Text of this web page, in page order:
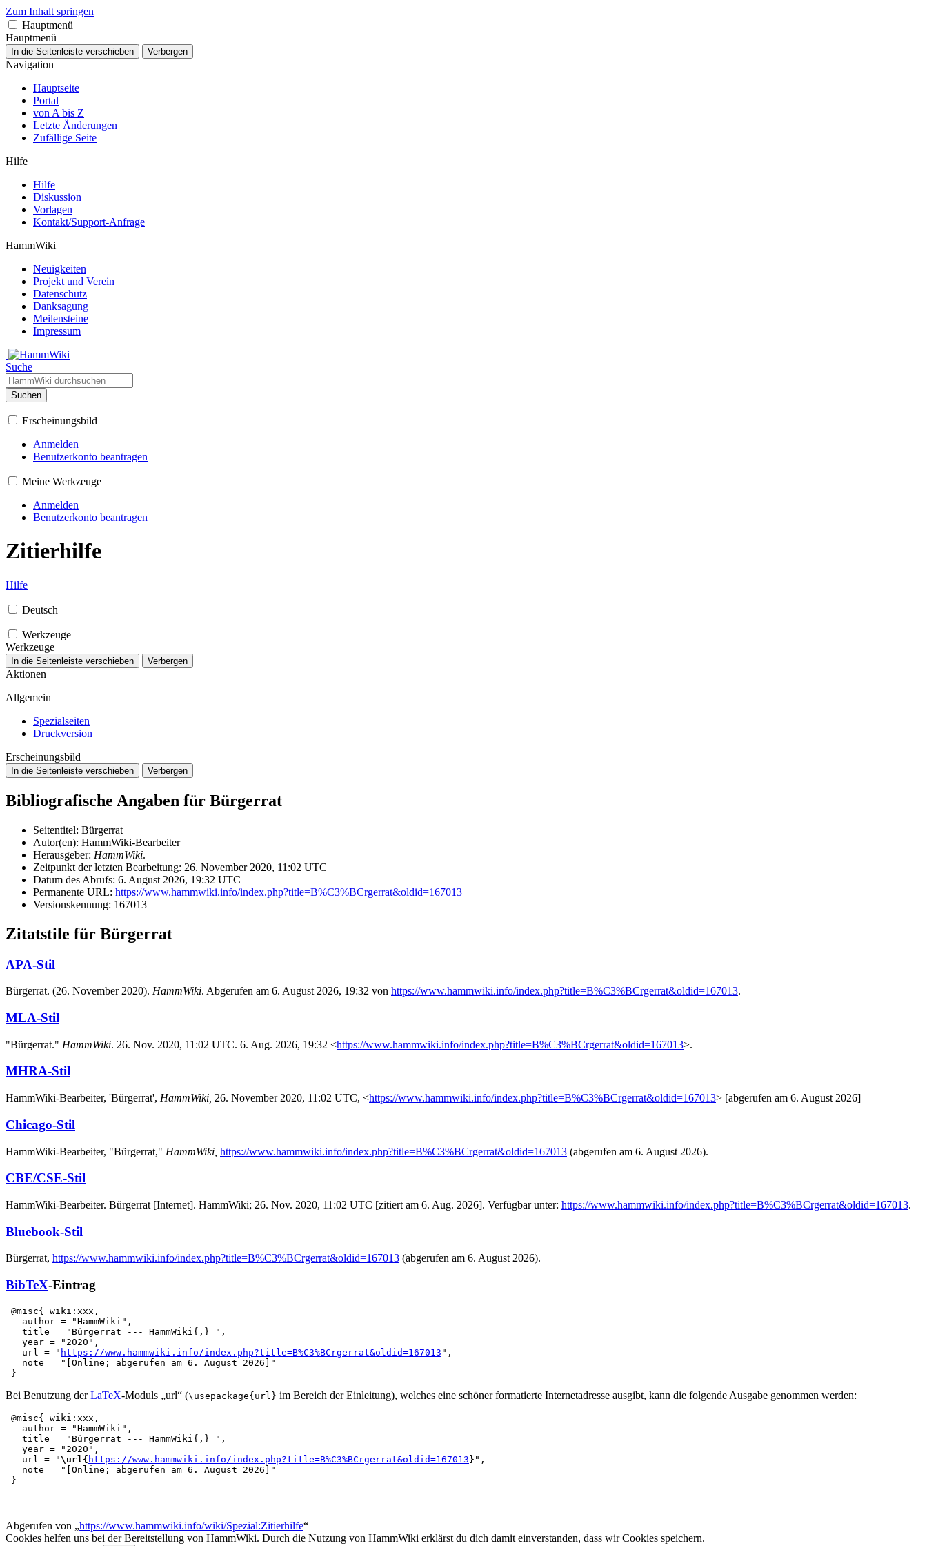
Zum Inhalt springen
Hauptmenü
Hauptmenü
In die Seitenleiste verschieben Verbergen
Navigation
Hauptseite
Portal
von A bis Z
Letzte Änderungen
Zufällige Seite
Hilfe
Hilfe
Diskussion
Vorlagen
Kontakt/Support-Anfrage
HammWiki
Neuigkeiten
Projekt und Verein
Datenschutz
Danksagung
Meilensteine
Impressum
Suche
Suchen
Erscheinungsbild
Anmelden
Benutzerkonto beantragen
Meine Werkzeuge
Anmelden
Benutzerkonto beantragen
Zitierhilfe
Hilfe
Deutsch
Werkzeuge
Werkzeuge
In die Seitenleiste verschieben Verbergen
Aktionen
Allgemein
Spezialseiten
Druckversion
Erscheinungsbild
In die Seitenleiste verschieben Verbergen
Bibliografische Angaben für Bürgerrat
Seitentitel: Bürgerrat
Autor(en): HammWiki-Bearbeiter
Herausgeber: HammWiki.
Zeitpunkt der letzten Bearbeitung: 26. November 2020, 11:02 UTC
Datum des Abrufs: 6. August 2026, 19:32 UTC
Permanente URL: https://www.hammwiki.info/index.php?title=B%C3%BCrgerrat&oldid=167013
Versionskennung: 167013
Zitatstile für Bürgerrat
APA-Stil
Bürgerrat. (26. November 2020). HammWiki. Abgerufen am 6. August 2026, 19:32 von https://www.hammwiki.info/index.php?title=B%C3%BCrgerrat&oldid=167013.
MLA-Stil
"Bürgerrat." HammWiki. 26. Nov. 2020, 11:02 UTC. 6. Aug. 2026, 19:32 <https://www.hammwiki.info/index.php?title=B%C3%BCrgerrat&oldid=167013>.
MHRA-Stil
HammWiki-Bearbeiter, 'Bürgerrat', HammWiki, 26. November 2020, 11:02 UTC, <https://www.hammwiki.info/index.php?title=B%C3%BCrgerrat&oldid=167013> [abgerufen am 6. August 2026]
Chicago-Stil
HammWiki-Bearbeiter, "Bürgerrat," HammWiki, https://www.hammwiki.info/index.php?title=B%C3%BCrgerrat&oldid=167013 (abgerufen am 6. August 2026).
CBE/CSE-Stil
HammWiki-Bearbeiter. Bürgerrat [Internet]. HammWiki; 26. Nov. 2020, 11:02 UTC [zitiert am 6. Aug. 2026]. Verfügbar unter: https://www.hammwiki.info/index.php?title=B%C3%BCrgerrat&oldid=167013.
Bluebook-Stil
Bürgerrat, https://www.hammwiki.info/index.php?title=B%C3%BCrgerrat&oldid=167013 (abgerufen am 6. August 2026).
BibTeX-Eintrag
@misc{ wiki:xxx,
   author = "HammWiki",
   title = "Bürgerrat --- HammWiki{,} ",
   year = "2020",
   url = "
https://www.hammwiki.info/index.php?title=B%C3%BCrgerrat&oldid=167013 ",
   note = "[Online; abgerufen am 6. August 2026]"
Bei Benutzung derLaTeX-Moduls „url“ (\usepackage{url} im Bereich der Einleitung), welches eine schöner formatierte Internetadresse ausgibt, kann die folgende Ausgabe genommen werden:
@misc{ wiki:xxx,
   author = "HammWiki",
   title = "Bürgerrat --- HammWiki{,} ",
   year = "2020",
   url = "
\url{ https://www.hammwiki.info/index.php?title=B%C3%BCrgerrat&oldid=167013 } ",
   note = "[Online; abgerufen am 6. August 2026]"
Abgerufen von „https://www.hammwiki.info/wiki/Spezial:Zitierhilfe“
Cookies helfen uns bei der Bereitstellung von HammWiki. Durch die Nutzung von HammWiki erklärst du dich damit einverstanden, dass wir Cookies speichern.